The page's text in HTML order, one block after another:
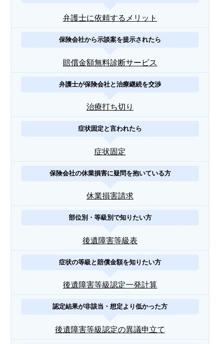
弁護士に依頼するメリット
保険会社から示談案を提示されたら
賠償金額無料診断サービス
弁護士が保険会社と治療継続を交渉
治療打ち切り
症状固定と言われたら
症状固定
保険会社の休業損害に疑問を抱いている方
休業損害請求
部位別・等級別で知りたい方
後遺障害等級表
症状の等級と賠償金額を知りたい方
後遺障害等級認定一発計算
認定結果が非該当・想定より低かった方
後遺障害等級認定の異議申立て